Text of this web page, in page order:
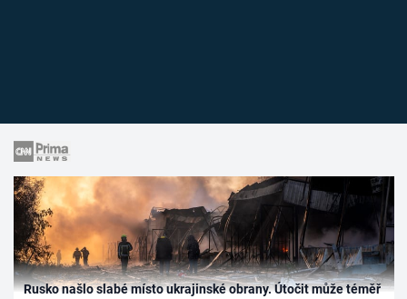
Rusko našlo slabé místo ukrajinské obrany. Útočit může téměř